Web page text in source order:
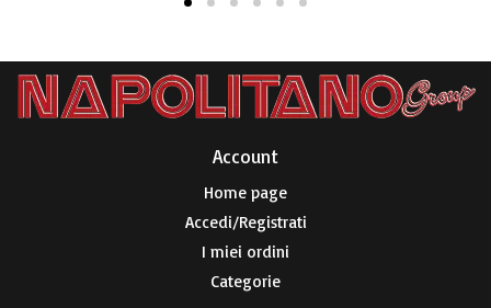
Account​
Home page
Accedi/Registrati
I miei ordini
Categorie